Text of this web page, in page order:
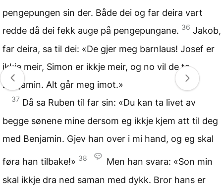
pengepungen sin der. Både dei og far deira vart
redde då dei fekk auge på pengepungane. 36 Jakob,
far deira, sa til dei: «De gjer meg barnlaus! Josef er
ikkje meir, Simon er ikkje meir, og no vil de ta
Benjamin. Alt går meg imot.»
37 Då sa Ruben til far sin: «Du kan ta livet av
begge sønene mine dersom eg ikkje kjem att til deg
med Benjamin. Gjev han over i mi hand, og eg skal
føra han tilbake!» 38
Men han svara: «Son min
skal ikkje dra ned saman med dykk. Bror hans er